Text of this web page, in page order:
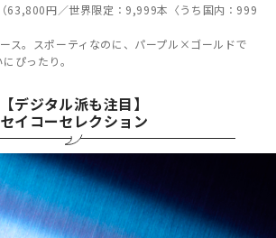
63,800円／世界限定：9,999本〈うち国内：999
ス。スポーティなのに、パープル×ゴールドで
ぴったり。
【デジタル派も注目】
セイコーセレクション